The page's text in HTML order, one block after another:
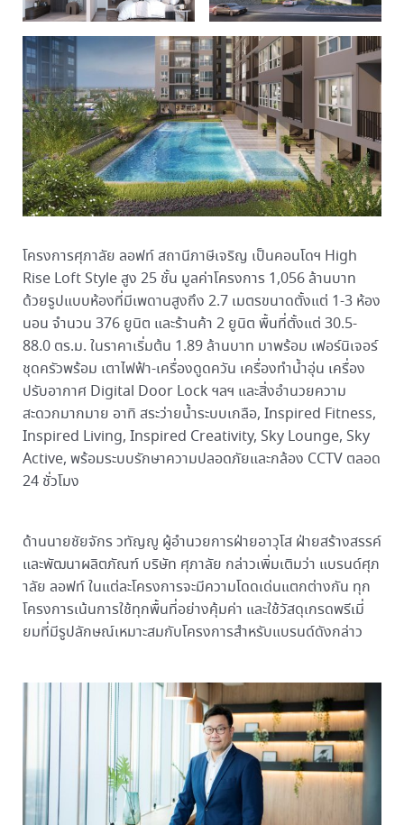
โครงการศุภาลัย ลอฟท์ สถานีภาษีเจริญ เป็นคอนโดฯ High
Rise Loft Style สูง 25 ชั้น มูลค่าโครงการ 1,056 ล้านบาท
ด้วยรูปแบบห้องที่มีเพดานสูงถึง 2.7 เมตรขนาดตั้งแต่ 1-3 ห้อง
นอน จำนวน 376 ยูนิต และร้านค้า 2 ยูนิต พื้นที่ตั้งแต่ 30.5-
88.0 ตร.ม. ในราคาเริ่มต้น 1.89 ล้านบาท มาพร้อม เฟอร์นิเจอร์
ชุดครัวพร้อม เตาไฟฟ้า-เครื่องดูดควัน เครื่องทำน้ำอุ่น เครื่อง
ปรับอากาศ Digital Door Lock ฯลฯ และสิ่งอำนวยความ
สะดวกมากมาย อาทิ สระว่ายน้ำระบบเกลือ, Inspired Fitness,
Inspired Living, Inspired Creativity, Sky Lounge, Sky
Active, พร้อมระบบรักษาความปลอดภัยและกล้อง CCTV ตลอด
24 ชั่วโมง
ด้านนายชัยจักร วทัญญู ผู้อำนวยการฝ่ายอาวุโส ฝ่ายสร้างสรรค์
และพัฒนาผลิตภัณฑ์ บริษัท ศุภาลัย กล่าวเพิ่มเติมว่า แบรนด์ศุภ
าลัย ลอฟท์ ในแต่ละโครงการจะมีความโดดเด่นแตกต่างกัน ทุก
โครงการเน้นการใช้ทุกพื้นที่อย่างคุ้มค่า และใช้วัสดุเกรดพรีเมี่
ยมที่มีรูปลักษณ์เหมาะสมกับโครงการสำหรับแบรนด์ดังกล่าว